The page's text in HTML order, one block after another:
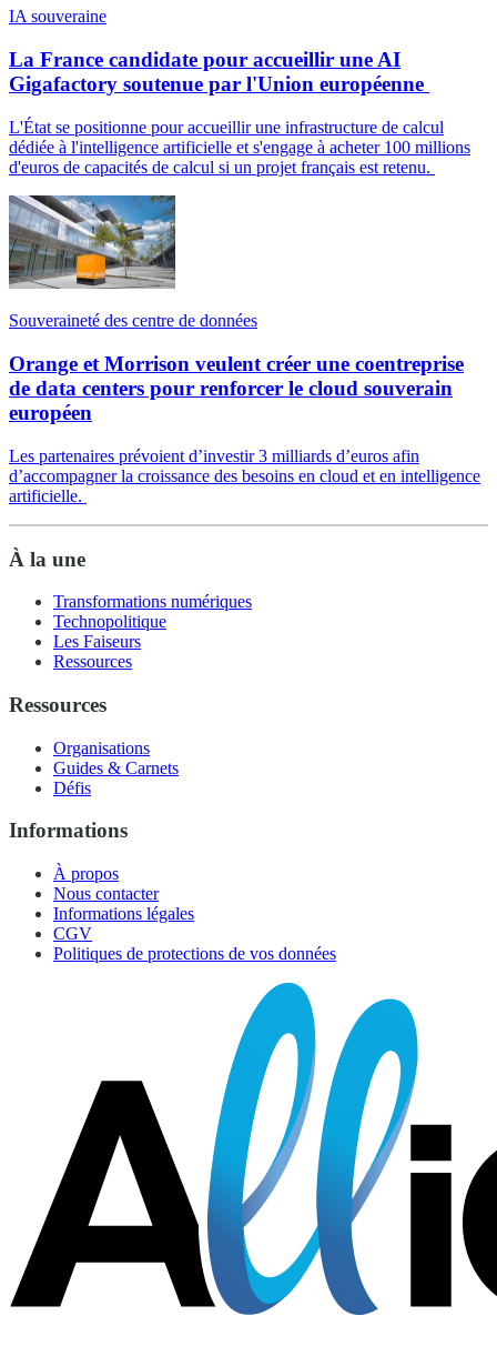
IA souveraine
La France candidate pour accueillir une AI
Gigafactory soutenue par l'Union européenne
L'État se positionne pour accueillir une infrastructure de calcul
dédiée à l'intelligence artificielle et s'engage à acheter 100 millions
d'euros de capacités de calcul si un projet français est retenu.
Souveraineté des centre de données
Orange et Morrison veulent créer une coentreprise
de data centers pour renforcer le cloud souverain
européen
Les partenaires prévoient d’investir 3 milliards d’euros afin
d’accompagner la croissance des besoins en cloud et en intelligence
artificielle.
À la une
Transformations numériques
Technopolitique
Les Faiseurs
Ressources
Ressources
Organisations
Guides & Carnets
Défis
Informations
À propos
Nous contacter
Informations légales
CGV
Politiques de protections de vos données